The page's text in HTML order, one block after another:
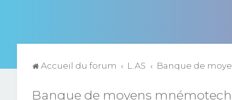
Accueil du forum L.AS Banque de
Banque de moyens